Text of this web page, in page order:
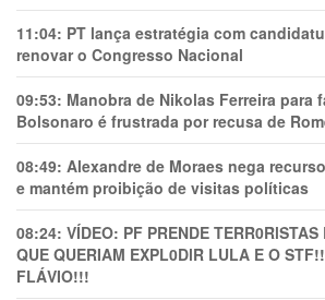
11:04: PT lança estratégia com
renovar o Congresso Nacional
09:53: Manobra de Nikolas Ferreira para
Bolsonaro é frustrada por recusa de
08:49: Alexandre de Moraes nega
e mantém proibição de visitas políticas
08:24: VÍDEO: PF PRENDE
QUE QUERIAM EXPL0DlR LULA E O
FLÁVIO!!!